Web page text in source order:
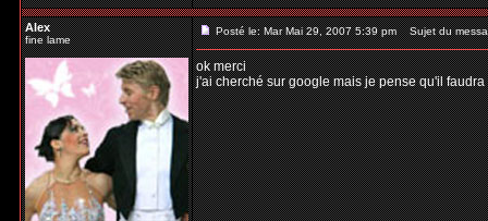
Alex
fine lame
Posté le: Mar Mai 29, 2007 5:39 pm Sujet du
ok merci
j'ai cherché sur google mais je pense qu'il